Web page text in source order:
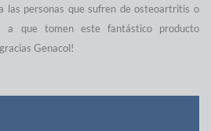
las personas que sufren de osteoartritis o
a que tomen este fantástico producto
Genacol!